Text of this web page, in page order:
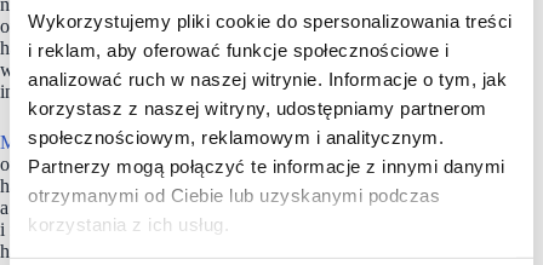
Wykorzystujemy pliki cookie do spersonalizowania treści
i reklam, aby oferować funkcje społecznościowe i
analizować ruch w naszej witrynie. Informacje o tym, jak
korzystasz z naszej witryny, udostępniamy partnerom
społecznościowym, reklamowym i analitycznym.
Partnerzy mogą połączyć te informacje z innymi danymi
otrzymanymi od Ciebie lub uzyskanymi podczas
korzystania z ich usług.
oraz rentowności projektów, komercjalizację centrów i parków
handlowych jak również obsługę ich sprzedaży. Mallson Polska
współpracuje zarówno z polskimi, jak i zagranicznymi
inwestorami.
Mallsonma w swoim portfolio łącznie ponad 100 otwartych
oraz realizowanych projektów nowoczesnych obiektów
handlowych o łącznej powierzchni ponad 1 mln. mkw.,
a obecnie jest w trakcie procesu komercjalizacji
i rekomercjalizacji kilkudziesięciu centrów i parków
handlowych na terenie całego kraju.